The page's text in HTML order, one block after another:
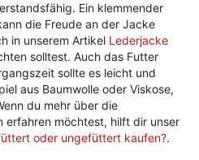
Ein klemmender
die Freude an der Jacke
in unserem Artikel Lederjacke
solltest. Auch das Futter
sollte es leicht und
aus Baumwolle oder Viskose,
du mehr über die
erfahren möchtest, hilft dir unser
oder ungefüttert kaufen?.